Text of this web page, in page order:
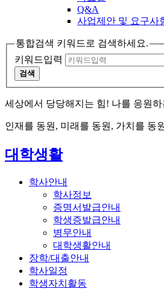
Q&A
사업제안 및 요구사
통합검색 키워드로 검색하세요.
키워드입력
검색
세상에서 당당해지는 힘! 나를 응원
인재를 동원, 미래를 동원, 가치를 동
대학생활
학사안내
학사정보
증명서발급안내
학생증발급안내
병무안내
대학생활안내
장학/대출안내
학사일정
학생자치활동